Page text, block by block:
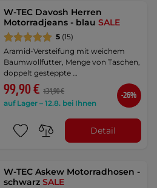
W-TEC Davosh Herren
Motorradjeans - blauSALE
5 (15)
Aramid-Versteifung mit weichem
Baumwollfutter, Menge von Taschen,
doppelt gesteppte …
99,90 € 134,90 €
auf Lager – 12.8. bei Ihnen
-26%
Detail
W-TEC Askew Motorradhosen -
schwarzSALE